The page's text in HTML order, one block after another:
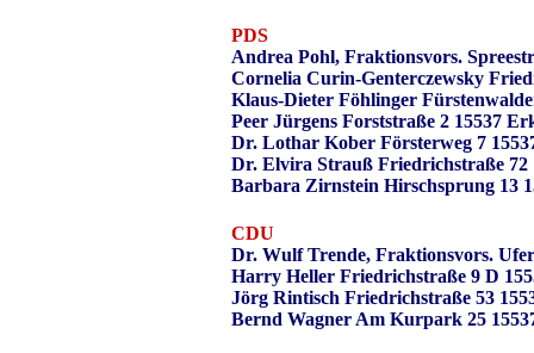
PDS
Andrea Pohl, Fraktionsvors.
Cornelia Curin-Genterczewsky
Klaus-Dieter Föhlinger
Peer Jürgens Forststraße 2 15537
Dr. Lothar Kober Försterweg 7
Dr. Elvira Strauß Friedrichstraße 72
Barbara Zirnstein Hirschsprung 13
CDU
Dr. Wulf Trende, Fraktionsvors.
Harry Heller Friedrichstraße 9 D
Jörg Rintisch Friedrichstraße 53
Bernd Wagner Am Kurpark 25